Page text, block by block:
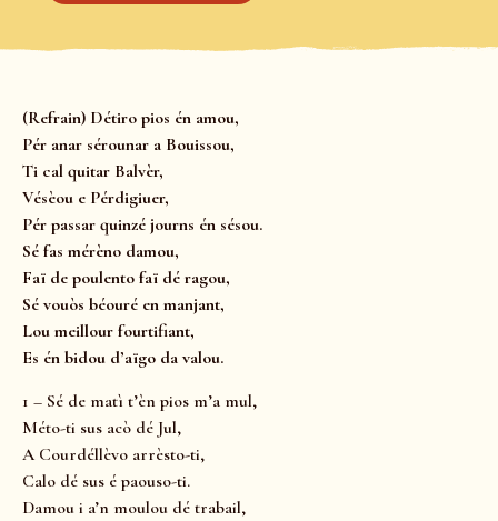
(Refrain) Détiro pios én amou,
Pér anar sérounar a Bouissou,
Ti cal quitar Balvèr,
Vésèou e Pérdigiuer,
Pér passar quinzé journs én sésou.
Sé fas mérèno damou,
Faï de poulento faï dé ragou,
Sé vouòs béouré en manjant,
Lou meillour fourtifiant,
Es én bidou d’aïgo da valou.
1 – Sé de matì t’èn pios m’a mul,
Méto-ti sus acò dé Jul,
A Courdéllèvo arrèsto-ti,
Calo dé sus é paouso-ti.
Damou i a’n moulou dé trabail,